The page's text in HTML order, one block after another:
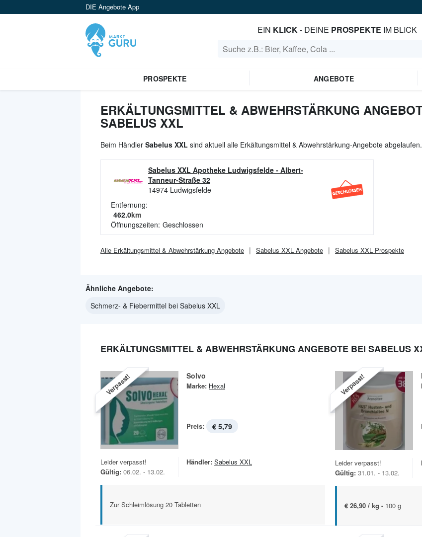
DIE Angebote App
EIN KLICK- DEINE PROSPEKTE IM BLICK
PROSPEKTE ANGEBOTE
ERKÄLTUNGSMITTEL & ABWEHRSTÄRKUNG
SABELUS XXL
Beim Händler Sabelus XXL sind aktuell alle Erkältungsmittel & Abwehrstärkung-Angebote abgelaufen.
Sabelus XXL Apotheke Ludwigsfelde - Albert-
Tanneur-Straße 32
14974 Ludwigsfelde
Entfernung:
462.0km
Öffnungszeiten: Geschlossen
Alle Erkältungsmittel & Abwehrstärkung Angebote Sabelus XXL Angebote Sabelus XXL Prospekte
Ähnliche Angebote:
Schmerz- & Fiebermittel bei Sabelus XXL
ERKÄLTUNGSMITTEL & ABWEHRSTÄRKUNG ANGEBOTE BEI SABELUS
Verpasst! Solvo
Marke: Hexal
Preis: € 5,79
Leider verpasst!
Gültig: 06.02. - 13.02.
Händler: Sabelus XXL
Zur Schleimlösung 20 Tabletten
Verpasst!
Leider verpasst!
Gültig: 31.01. - 13.02.
€ 26,90 / kg - 100 g